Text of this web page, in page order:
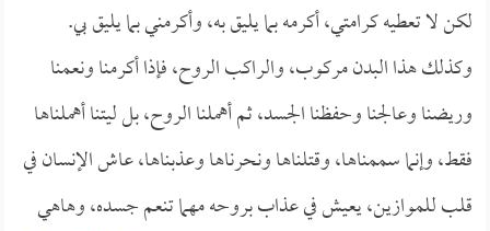
لكن لا تعطيه كرامتي، أكرمه بما يليق به، وأكرمني بما يليق بي.
وكذلك هذا البدن مركوب، والراكب الروح، فإذا أكرمنا ونعمنا
وريضنا وعالجنا وحفظنا الجسد، ثم أهملنا الروح، بل ليتنا أهملناها
فقط، وإنما سممناها، وقتلناها ونحرناها وعذبناها، عاش الإنسان في
قلب للموازين، يعيش في عذاب بروحه مهما تنعم جسده، وهاهي